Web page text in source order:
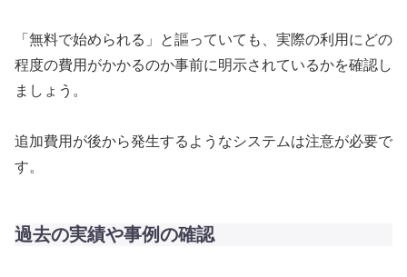
「無料で始められる」と謳っていても、実際の利用にどの
程度の費用がかかるのか事前に明示されているかを確認し
ましょう。
追加費用が後から発生するようなシステムは注意が必要で
す。
過去の実績や事例の確認